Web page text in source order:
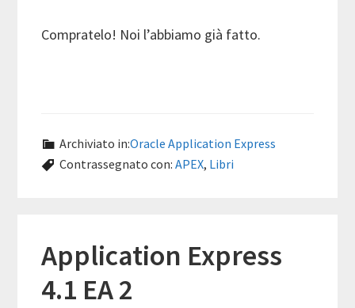
Compratelo! Noi l’abbiamo già fatto.
Archiviato in:Oracle Application Express
Contrassegnato con:APEX, Libri
Application Express
4.1 EA 2